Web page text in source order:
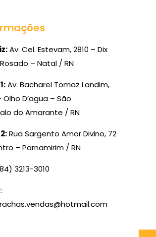
Av. Cel. Estevam, 2810 – Dix
– Natal / RN
Av. Bacharel Tomaz Landim,
Olho D’agua – São
do Amarante / RN
Rua Sargento Amor Divino, 72
– Parnamirim / RN
3213-3010